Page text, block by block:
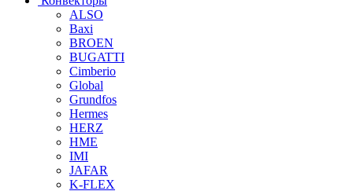
ALSO
Baxi
BROEN
BUGATTI
Cimberio
Global
Grundfos
Hermes
HERZ
HME
IMI
JAFAR
K-FLEX